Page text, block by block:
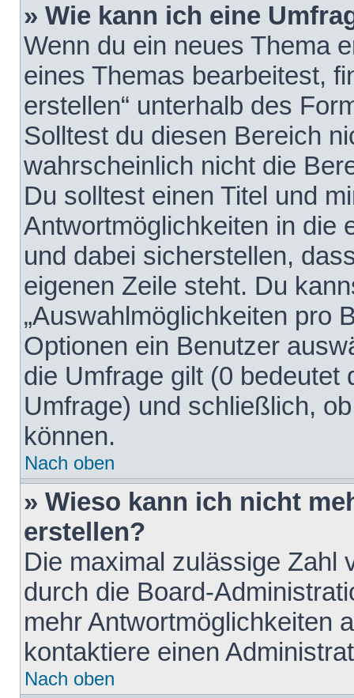
» Wie kann ich eine
Wenn du ein neues Thema
eines Themas bearbeitest,
erstellen“ unterhalb des
Solltest du diesen Bereich
wahrscheinlich nicht die
Du solltest einen Titel und
Antwortmöglichkeiten in die
und dabei sicherstellen,
eigenen Zeile steht. Du
„Auswahlmöglichkeiten pro
Optionen ein Benutzer
die Umfrage gilt (0 bedeutet
Umfrage) und schließlich,
können.
Nach oben
» Wieso kann ich nicht
erstellen?
Die maximal zulässige Zahl
durch die Board-
mehr Antwortmöglichkeiten
kontaktiere einen
Nach oben